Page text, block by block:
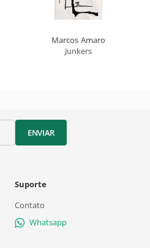
Marcos Amaro
Junkers
ENVIAR
Suporte
Contato
Whatsapp